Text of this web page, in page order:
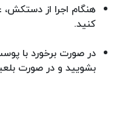
هنگام اجرا از
کنید.
در صورت برخورد با
بشویید و در صورت